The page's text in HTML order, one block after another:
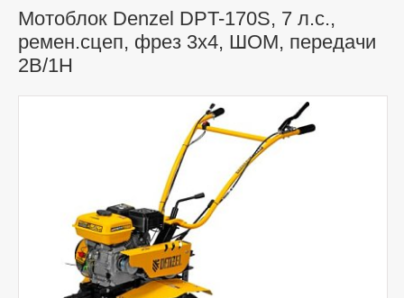
Мотоблок Denzel DPT-170S, 7 л.с.,
ремен.сцеп, фрез 3х4, ШОМ, передачи
2В/1Н